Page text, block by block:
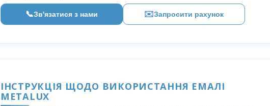
📞Зв'язатися з нами ✉️Запросити рахунок
ІНСТРУКЦІЯ ЩОДО ВИКОРИСТАННЯ ЕМАЛІ
METALUX